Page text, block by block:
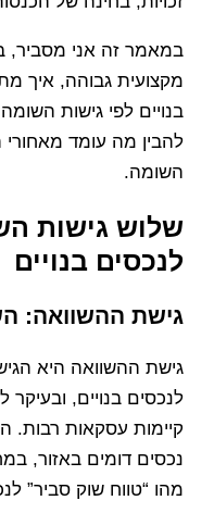
במאמר זה אני מסביר,
מקצועית גבוהה, איך
בנויים לפי גישות
להבין מה עומד
השומה.
שלוש גישות
לנכסים בנויים
גישת ההשוואה:
גישת ההשוואה היא
לנכסים בנויים, ובעיקר
קיימות עסקאות רבות.
נכסים דומים באזור,
מהו “טווח שוק סביר”